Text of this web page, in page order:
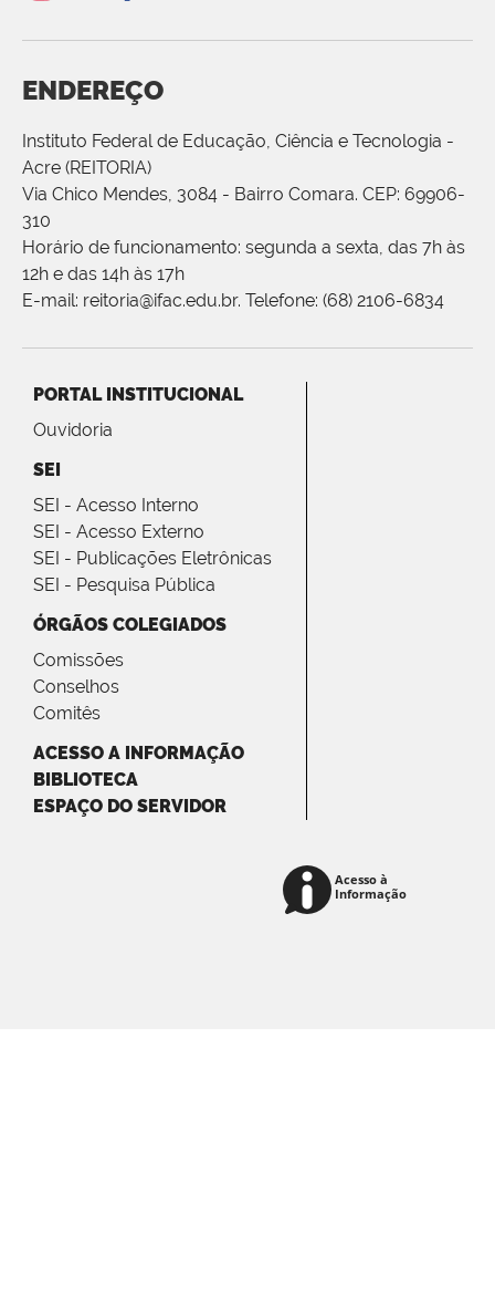
ENDEREÇO
Instituto Federal de Educação, Ciência e Tecnologia -
Acre (REITORIA)
Via Chico Mendes, 3084 - Bairro Comara. CEP: 69906-
310
Horário de funcionamento: segunda a sexta, das 7h às
12h e das 14h às 17h
E-mail: reitoria@ifac.edu.br. Telefone: (68) 2106-6834
PORTAL INSTITUCIONAL
Ouvidoria
SEI
SEI - Acesso Interno
SEI - Acesso Externo
SEI - Publicações Eletrônicas
SEI - Pesquisa Pública
ÓRGÃOS COLEGIADOS
Comissões
Conselhos
Comitês
ACESSO A INFORMAÇÃO
BIBLIOTECA
ESPAÇO DO SERVIDOR